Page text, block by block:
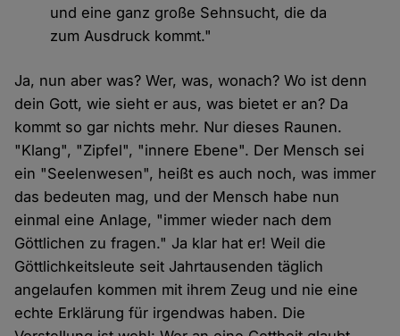
und eine ganz große Sehnsucht, die da
zum Ausdruck kommt."
Ja, nun aber was? Wer, was, wonach? Wo ist denn
dein Gott, wie sieht er aus, was bietet er an? Da
kommt so gar nichts mehr. Nur dieses Raunen.
"Klang", "Zipfel", "innere Ebene". Der Mensch sei
ein "Seelenwesen", heißt es auch noch, was immer
das bedeuten mag, und der Mensch habe nun
einmal eine Anlage, "immer wieder nach dem
Göttlichen zu fragen." Ja klar hat er! Weil die
Göttlichkeitsleute seit Jahrtausenden täglich
angelaufen kommen mit ihrem Zeug und nie eine
echte Erklärung für irgendwas haben. Die